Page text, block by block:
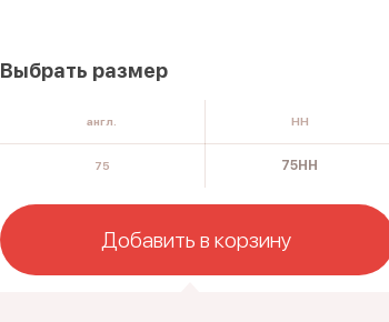
Выбрать размер
англ. HH
75 75HH
Добавить в корзину